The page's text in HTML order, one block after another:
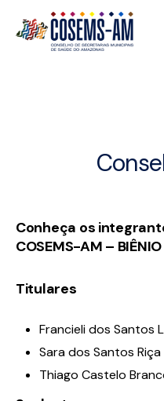
Conheça os
COSEMS-AM –
Titulares
Francieli dos Santos
Sara dos Santos
Thiago Castelo